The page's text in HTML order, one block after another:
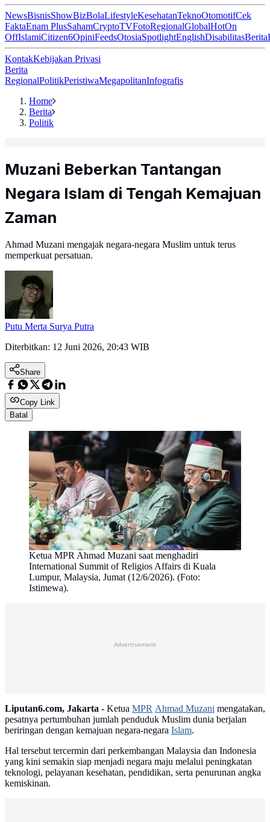
NewsBisnisShowBizBolaLifestyleKesehatanTeknoOtomotifCek
FaktaEnam PlusSahamCryptoTVFotoRegionalGlobalHotOn
OffIslamiCitizen6OpiniFeedsOtosiaSpotlightEnglishDisabilitasBerita
KontakKebijakan Privasi
Berita
RegionalPolitikPeristiwaMegapolitanInfografis
Home
Berita
Politik
Muzani Beberkan Tantangan
Negara Islam di Tengah Kemajuan
Zaman
Ahmad Muzani mengajak negara-negara Muslim untuk terus
memperkuat persatuan.
Putu Merta Surya Putra
Diterbitkan: 12 Juni 2026, 20:43 WIB
Share
Copy Link
Batal
Ketua MPR Ahmad Muzani saat menghadiri
International Summit of Religios Affairs di Kuala
Lumpur, Malaysia, Jumat (12/6/2026). (Foto:
Istimewa).
Advertisement
Liputan6.com, Jakarta - Ketua MPR Ahmad Muzani mengatakan,
pesatnya pertumbuhan jumlah penduduk Muslim dunia berjalan
beriringan dengan kemajuan negara-negara Islam.
Hal tersebut tercermin dari perkembangan Malaysia dan Indonesia
yang kini semakin siap menjadi negara maju melalui peningkatan
teknologi, pelayanan kesehatan, pendidikan, serta penurunan angka
kemiskinan.